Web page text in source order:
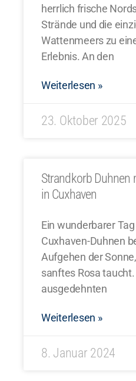
herrlich frische
Strände und die
Wattenmeers zu
Erlebnis. An den
Weiterlesen »
23. Oktober 2025
Strandkorb Duhnen
in Cuxhaven
Ein wunderbarer
Cuxhaven-Duhnen
Aufgehen der
sanftes Rosa
ausgedehnten
Weiterlesen »
8. Januar 2024